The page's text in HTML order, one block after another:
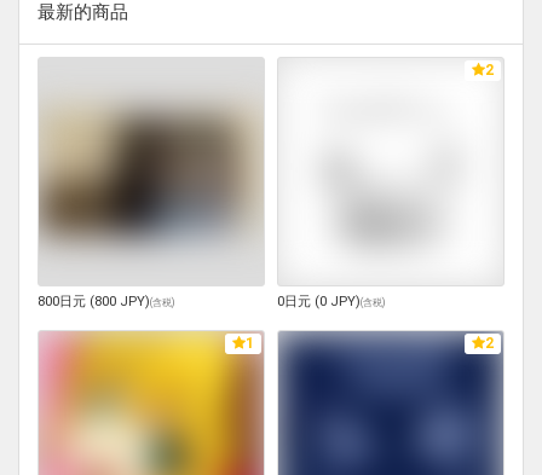
最新的商品
800日元 (800 JPY)(含税)
2
0日元 (0 JPY)(含税)
1 2